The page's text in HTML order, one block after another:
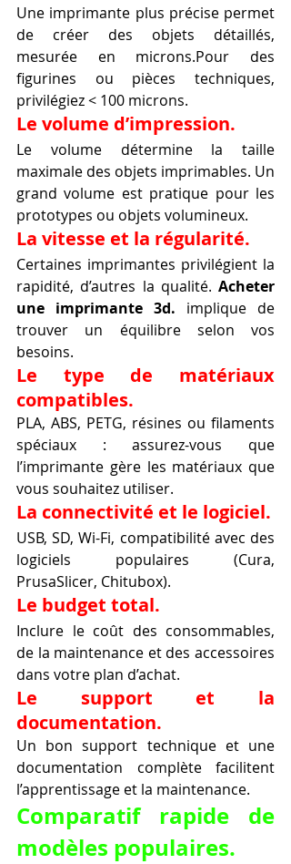
Une imprimante plus précise permet
de créer des objets détaillés,
mesurée en microns.Pour des
figurines ou pièces techniques,
privilégiez < 100 microns.
Le volume d’impression.
Le volume détermine la taille
maximale des objets imprimables. Un
grand volume est pratique pour les
prototypes ou objets volumineux.
La vitesse et la régularité.
Certaines imprimantes privilégient la
rapidité, d’autres la qualité. Acheter
une imprimante 3d. implique de
trouver un équilibre selon vos
besoins.
Le type de matériaux
compatibles.
PLA, ABS, PETG, résines ou filaments
spéciaux : assurez-vous que
l’imprimante gère les matériaux que
vous souhaitez utiliser.
La connectivité et le logiciel.
USB, SD, Wi-Fi, compatibilité avec des
logiciels populaires (Cura,
PrusaSlicer, Chitubox).
Le budget total.
Inclure le coût des consommables,
de la maintenance et des accessoires
dans votre plan d’achat.
Le support et la
documentation.
Un bon support technique et une
documentation complète facilitent
l’apprentissage et la maintenance.
Comparatif rapide de
modèles populaires.